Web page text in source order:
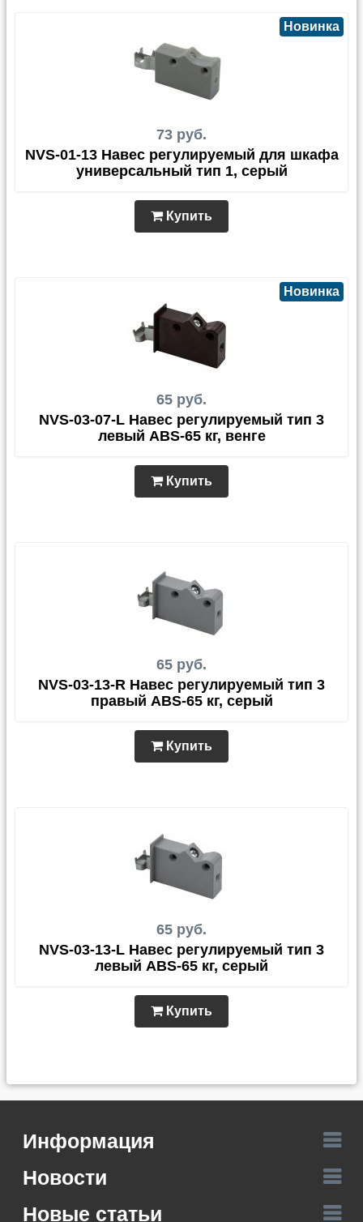
73 руб.
Новинка
NVS-01-13 Навес регулируемый для шкафа
универсальный тип 1, серый
Купить
65 руб.
Новинка
NVS-03-07-L Навес регулируемый тип 3
левый ABS-65 кг, венге
Купить
65 руб.
NVS-03-13-R Навес регулируемый тип 3
правый ABS-65 кг, серый
Купить
65 руб.
NVS-03-13-L Навес регулируемый тип 3
левый ABS-65 кг, серый
Купить
Информация
Новости
Новые статьи